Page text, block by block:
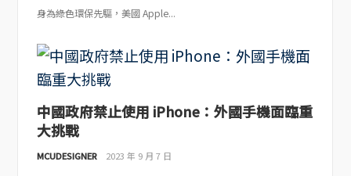
身為綠色環保先驅，美國 Apple...
中國政府禁止使用 iPhone：外國手機面臨重
大挑戰
MCUDESIGNER 2023 年 9 月 7 日